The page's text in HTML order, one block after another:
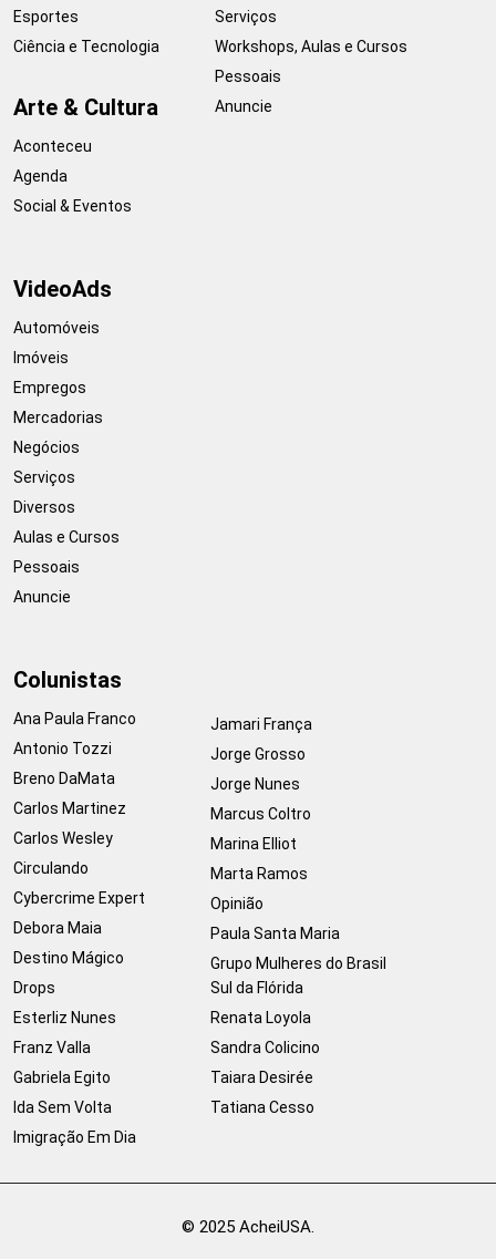
Esportes
Ciência e Tecnologia
Arte & Cultura
Aconteceu
Agenda
Social & Eventos
Serviços
Workshops, Aulas e Cursos
Pessoais
Anuncie
VideoAds
Automóveis
Imóveis
Empregos
Mercadorias
Negócios
Serviços
Diversos
Aulas e Cursos
Pessoais
Anuncie
Colunistas
Ana Paula Franco
Antonio Tozzi
Breno DaMata
Carlos Martinez
Carlos Wesley
Circulando
Cybercrime Expert
Debora Maia
Destino Mágico
Drops
Esterliz Nunes
Franz Valla
Gabriela Egito
Ida Sem Volta
Imigração Em Dia
Jamari França
Jorge Grosso
Jorge Nunes
Marcus Coltro
Marina Elliot
Marta Ramos
Opinião
Paula Santa Maria
Grupo Mulheres do Brasil
Sul da Flórida
Renata Loyola
Sandra Colicino
Taiara Desirée
Tatiana Cesso
© 2025 AcheiUSA.